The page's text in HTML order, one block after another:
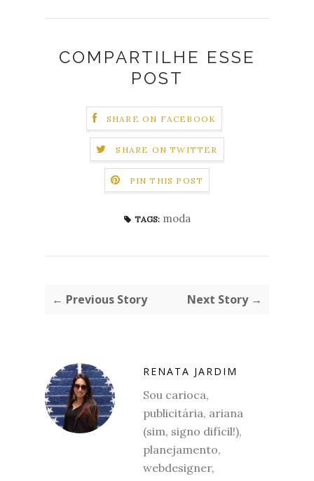
COMPARTILHE ESSE
POST
SHARE ON FACEBOOK
SHARE ON TWITTER
PIN THIS POST
TAGS: moda
← Previous Story Next Story →
RENATA JARDIM
Sou carioca,
publicitária, ariana
(sim, signo difícil!),
planejamento,
webdesigner,